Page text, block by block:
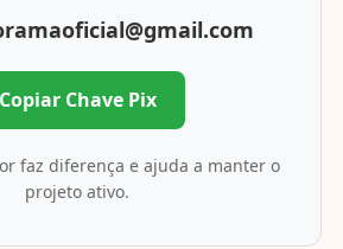
Copiar Chave Pix
faz diferença e ajuda a manter o
projeto ativo.